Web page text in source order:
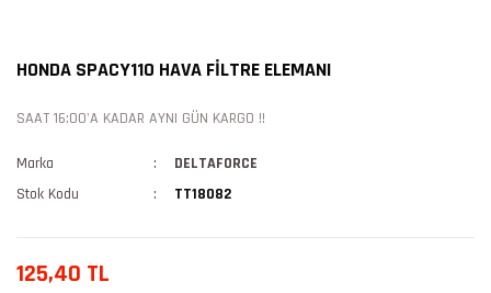
HONDA SPACY110 HAVA FİLTRE ELEMANI
SAAT 16:00'A KADAR AYNI GÜN KARGO !!
Marka
DELTAFORCE
Stok Kodu
TT18082
125,40 TL